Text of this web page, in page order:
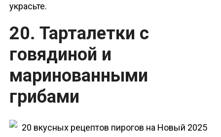
украсьте.
20. Тарталетки с
говядиной и
маринованными
грибами